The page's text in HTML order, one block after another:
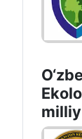
milliy